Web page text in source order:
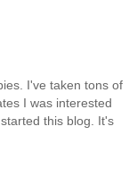
I've taken tons of
I was interested
this blog. It's